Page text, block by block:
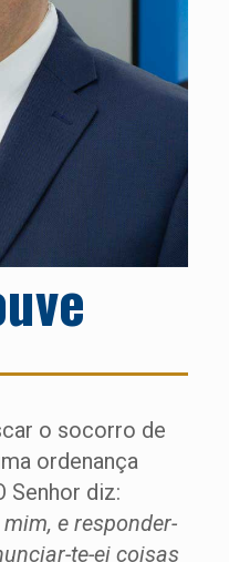
o socorro de
ordenança
Senhor diz:
e responder-
te-ei coisas